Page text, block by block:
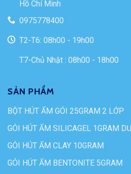
Hồ Chí Minh
0975778400
T2-T6: 08h00 - 19h00
T7-Chủ Nhật : 08h00 - 18h00
SẢN PHẨM
BỘT HÚT ẨM GÓI 25GRAM 2 LỚP
GÓI HÚT ẨM SILICAGEL 1GRAM
GÓI HÚT ẨM CLAY 10GRAM
GÓI HÚT ẨM BENTONITE 5GRAM